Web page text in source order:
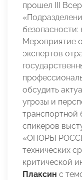
прошел III
Мероприятие
экспертов
обсудить
угрозы и
транспортной
спикеров
«ОПОРЫ
технических
критической
Плаксин с